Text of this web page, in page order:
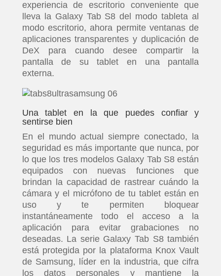
TECNOVITOS
T-
PLUS
EVENTOS
experiencia de escritorio conveniente que
lleva la Galaxy Tab S8 del modo tableta al
modo escritorio, ahora permite ventanas de
aplicaciones transparentes y duplicación de
DeX para cuando desee compartir la
pantalla de su tablet en una pantalla
externa.
Una tablet en la que puedes confiar y
sentirse bien
En el mundo actual siempre conectado, la
seguridad es más importante que nunca, por
lo que los tres modelos Galaxy Tab S8 están
equipados con nuevas funciones que
brindan la capacidad de rastrear cuándo la
cámara y el micrófono de tu tablet están en
uso y te permiten bloquear
instantáneamente todo el acceso a la
aplicación para evitar grabaciones no
deseadas. La serie Galaxy Tab S8 también
está protegida por la plataforma Knox Vault
de Samsung, líder en la industria, que cifra
los datos personales y mantiene la